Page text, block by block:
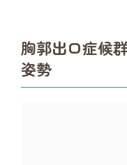
胸郭出口症候
姿勢